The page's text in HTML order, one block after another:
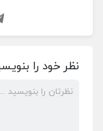
نظر خود را